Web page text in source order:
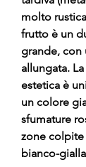
molto
frutto è un
grande, con
allungata.
estetica è
un colore
sfumature
zone colpite
bianco-